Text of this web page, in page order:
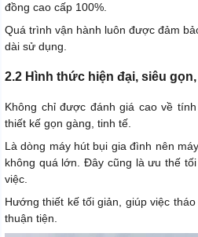
đồng cao cấp 100%.
Quá trình vận hành luôn được đảm
dài sử dụng.
2.2 Hình thức hiện đại, siêu
Không chỉ được đánh giá cao về
thiết kế gọn gàng, tinh tế.
Là dòng máy hút bụi gia đình nên
không quá lớn. Đây cũng là ưu thế
việc.
Hướng thiết kế tối giản, giúp việc
thuận tiện.